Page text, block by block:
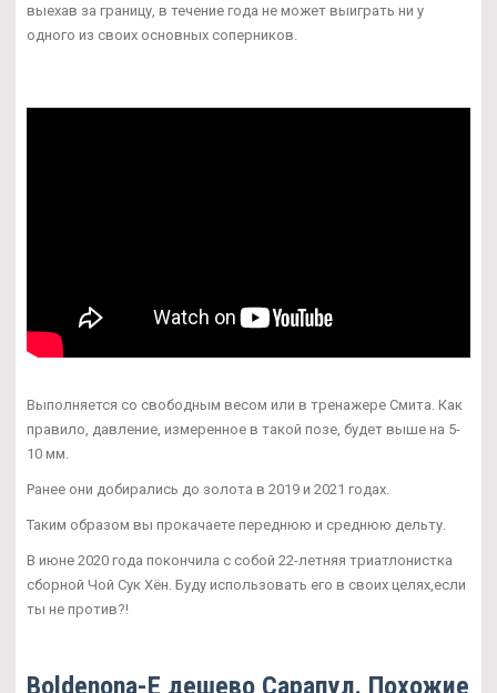
выехав за границу, в течение года не может выиграть ни у
одного из своих основных соперников.
Выполняется со свободным весом или в тренажере Смита. Как
правило, давление, измеренное в такой позе, будет выше на 5-
10 мм.
Ранее они добирались до золота в 2019 и 2021 годах.
Таким образом вы прокачаете переднюю и среднюю дельту.
В июне 2020 года покончила с собой 22-летняя триатлонистка
сборной Чой Сук Хён. Буду использовать его в своих целях,если
ты не против?!
Boldenona-E дешево Сарапул. Похожие